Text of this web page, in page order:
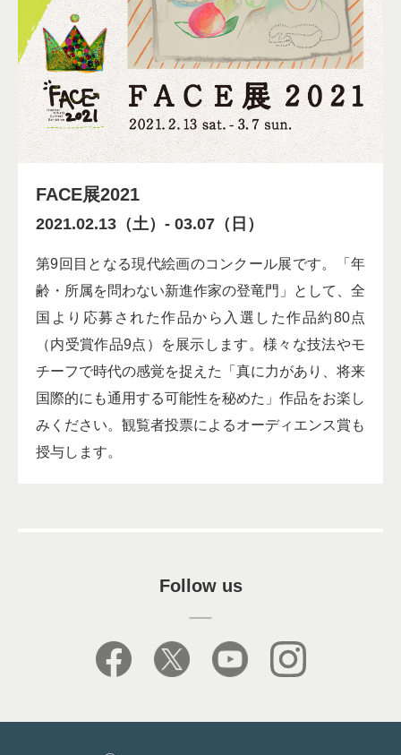
FACE展2021
2021.02.13（土） - 03.07（日）
第9回目となる現代絵画のコンクール展です。「年
齢・所属を問わない新進作家の登竜門」として、全
国より応募された作品から入選した作品約80点
（内受賞作品9点）を展示します。様々な技法やモ
チーフで時代の感覚を捉えた「真に力があり、将来
国際的にも通用する可能性を秘めた」作品をお楽し
みください。観覧者投票によるオーディエンス賞も
授与します。
Follow us